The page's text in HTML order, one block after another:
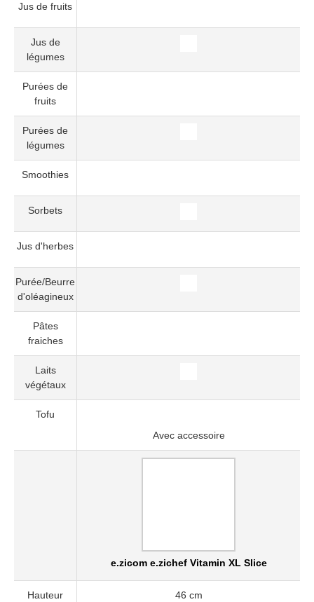
Jus de fruits
Jus de
légumes
Purées de
fruits
Purées de
légumes
Smoothies
Sorbets
Jus d'herbes
Purée/Beurre
d'oléagineux
Pâtes
fraiches
Laits
végétaux
Tofu
Avec accessoire
e.zicom e.zichef Vitamin XL Slice
Hauteur 46 cm